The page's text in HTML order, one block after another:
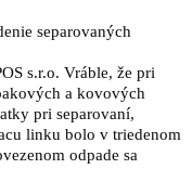
separovaných
s.r.o. Vráble, že pri
a kovových
pri separovaní,
linku bolo v triedenom
odpade sa